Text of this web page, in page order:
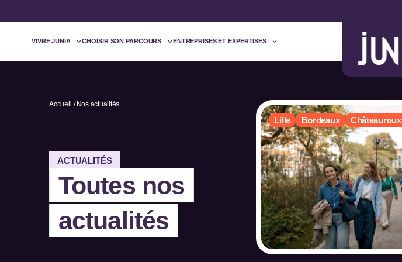
VIVRE JUNIA CHOISIR SON PARCOURS ENTREPRISES ET EXPERTISES
Accueil Nos actualités
ACTUALITÉS
Toutes nos
actualités
Lille Bordeaux
Châteauroux